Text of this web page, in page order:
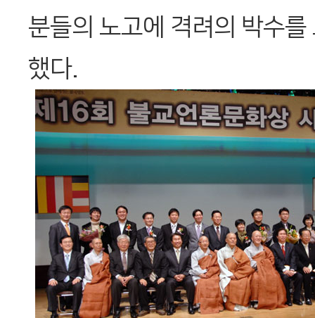
분들의 노고에 격려의 박수
했다.